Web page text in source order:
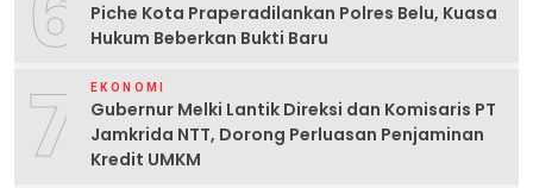
Piche Kota Praperadilankan Polres Belu, Kuasa
Hukum Beberkan Bukti Baru
7 EKONOMI
Gubernur Melki Lantik Direksi dan Komisaris PT
Jamkrida NTT, Dorong Perluasan Penjaminan
Kredit UMKM